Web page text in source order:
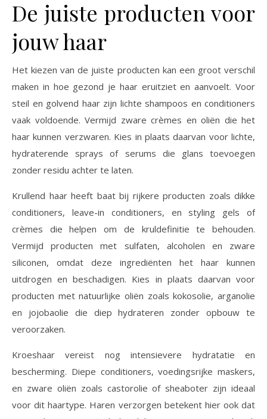
De juiste producten voor
jouw haar
Het kiezen van de juiste producten kan een groot verschil
maken in hoe gezond je haar eruitziet en aanvoelt. Voor
steil en golvend haar zijn lichte shampoos en conditioners
vaak voldoende. Vermijd zware crèmes en oliën die het
haar kunnen verzwaren. Kies in plaats daarvan voor lichte,
hydraterende sprays of serums die glans toevoegen
zonder residu achter te laten.
Krullend haar heeft baat bij rijkere producten zoals dikke
conditioners, leave-in conditioners, en styling gels of
crèmes die helpen om de kruldefinitie te behouden.
Vermijd producten met sulfaten, alcoholen en zware
siliconen, omdat deze ingrediënten het haar kunnen
uitdrogen en beschadigen. Kies in plaats daarvan voor
producten met natuurlijke oliën zoals kokosolie, arganolie
en jojobaolie die diep hydrateren zonder opbouw te
veroorzaken.
Kroeshaar vereist nog intensievere hydratatie en
bescherming. Diepe conditioners, voedingsrijke maskers,
en zware oliën zoals castorolie of sheaboter zijn ideaal
voor dit haartype. Haren verzorgen betekent hier ook dat